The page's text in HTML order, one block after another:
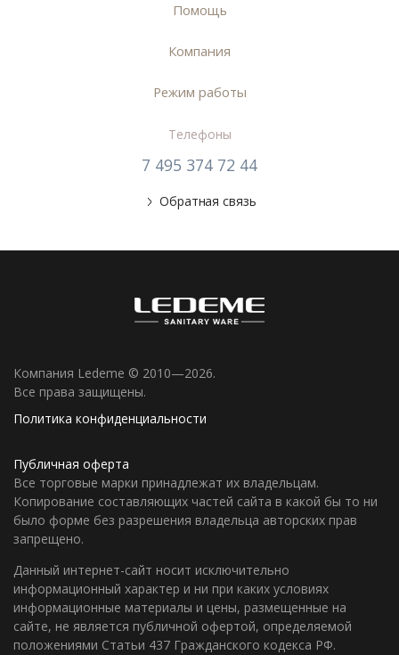
Помощь
Компания
Режим работы
Телефоны
7 495 374 72 44
Обратная связь
Компания Ledeme © 2010—2026.
Все права защищены.
Политика конфиденциальности
Публичная оферта
Все торговые марки принадлежат их владельцам.
Копирование составляющих частей сайта в какой бы то ни
было форме без разрешения владельца авторских прав
запрещено.
Данный интернет-сайт носит исключительно
информационный характер и ни при каких условиях
информационные материалы и цены, размещенные на
сайте, не является публичной офертой, определяемой
положениями Статьи 437 Гражданского кодекса РФ.